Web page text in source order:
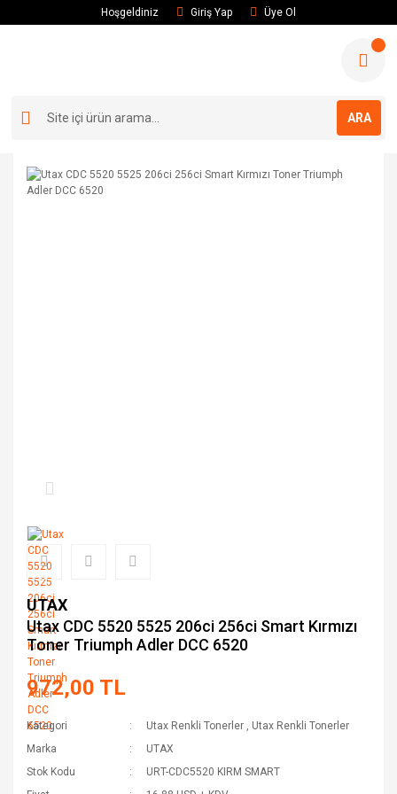
Hoşgeldiniz Giriş Yap Üye Ol
ARA
UTAX
Utax CDC 5520 5525 206ci 256ci Smart Kırmızı
Toner Triumph Adler DCC 6520
972,00 TL
Kategori Utax Renkli Tonerler , Utax Renkli Tonerler
Marka
UTAX
Stok Kodu
URT-CDC5520 KIRM SMART